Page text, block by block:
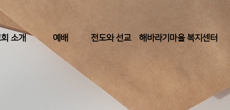
소개 예배 전도와 선교 해바라기마을 복지센터